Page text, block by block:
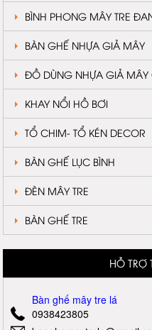
BÌNH PHONG MÂY TRE
BÀN GHẾ NHỰA GIẢ MÂY
ĐỒ DÙNG NHỰA GIẢ
KHAY NỔI HỒ BƠI
TỔ CHIM- TỔ KÉN DECOR
BÀN GHẾ LỤC BÌNH
ĐÈN MÂY TRE
BÀN GHẾ TRE
HỖ TRỢ
Bàn ghế mây tre lá
0938423805